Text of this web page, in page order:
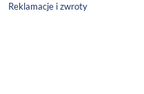
Reklamacje i zwroty